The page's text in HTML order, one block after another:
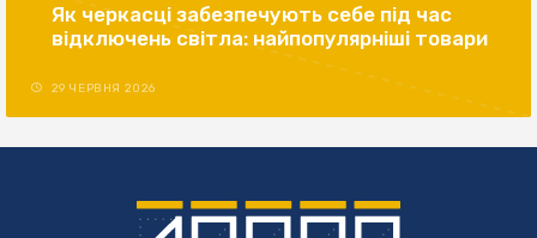
Як черкасці забезпечують себе під час
відключень світла: найпопулярніші товари
29 ЧЕРВНЯ 2026